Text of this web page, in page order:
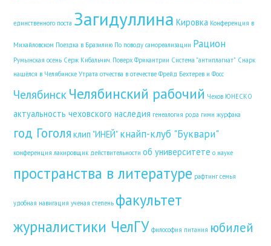
единственного поста Загидуллина Кировка Конференция в
Михайловском Поездка в Бразилию По поводу самореализации Рацион
Румынская осень Серж Кибальчич. Поверх Фрикантрии Система "антиплагиат" Снарк
нашёлся в Челябинске Утрата отчества в отечестве Фрейд Бехтерев и Фосс
Челябинск Челябинский рабочий Чехов ЮНЕСКО
актуальность чеховского наследия генеалогия рода гимн журфака
год Гоголя клип "ИНЕЙ" кнайп-клуб "Буквари"
конференция лакировщик действительности об университете о науке
пространства в литературе рафтинг семья
удобная навигация ученая степень факультет
журналистики ЧелГУ философия питания юбилей